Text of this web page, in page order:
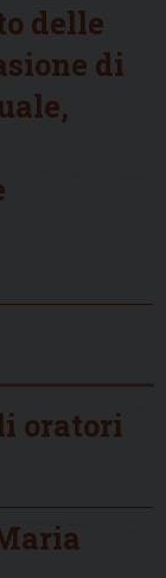
delle
di
oratori